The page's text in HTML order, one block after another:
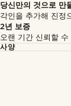
당신만의 것으로 만
각인을 추가해 진정
2년 보증
오랜 기간 신뢰할
사양